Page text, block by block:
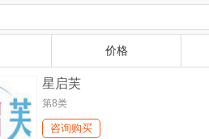
价格
星启芙
第8类
咨询购买